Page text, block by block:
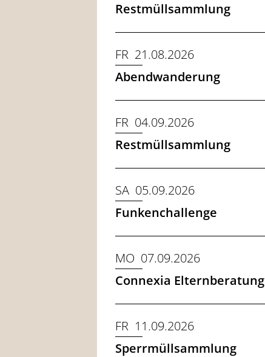
Restmüllsammlung
FR 21.08.2026
Abendwanderung
FR 04.09.2026
Restmüllsammlung
SA 05.09.2026
Funkenchallenge
MO 07.09.2026
Connexia Elternberatung
FR 11.09.2026
Sperrmüllsammlung